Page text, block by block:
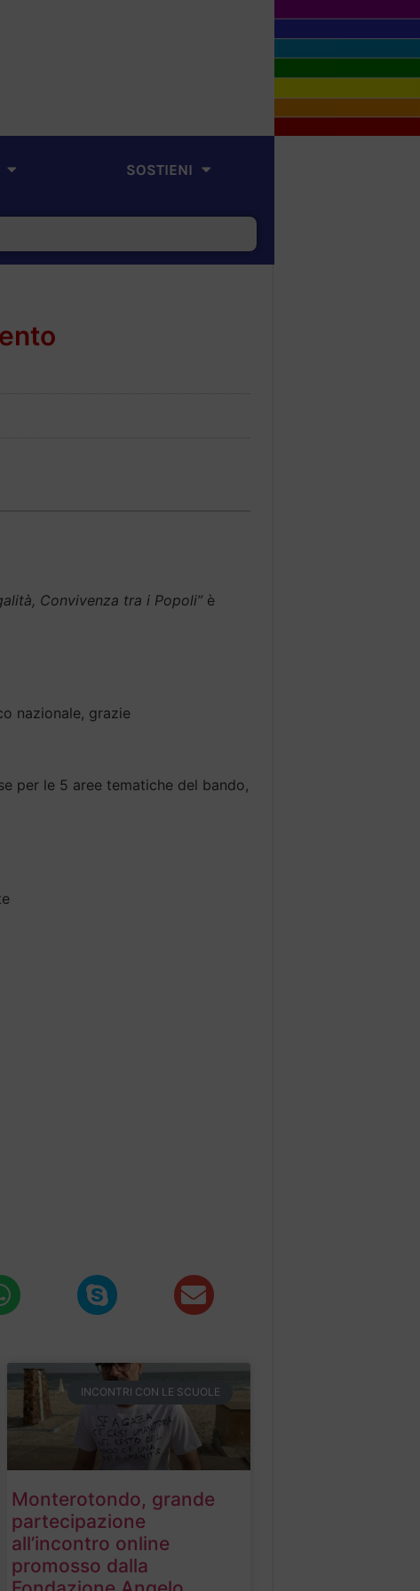
SOSTIENI
Convivenza tra i Popoli” è
nazionale, grazie
per le 5 aree tematiche del bando,
INCONTRI CON LE SCUOLE
Monterotondo, grande
partecipazione
all’incontro online
promosso dalla